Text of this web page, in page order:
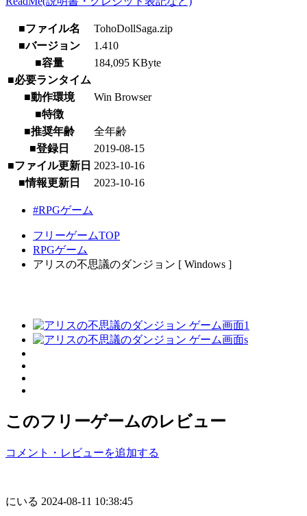
■ファイル名
TohoDollSaga.zip
■バージョン
1.410
■容量
184,095 KByte
■必要ランタイム
■動作環境
Win Browser
■特徴
■推奨年齢
全年齢
■登録日
2019-08-15
■ファイル更新日 2023-10-16
■情報更新日
2023-10-16
#RPGゲーム
フリーゲームTOP
RPGゲーム
アリスの不思議のダンジョン [ Windows ]
このフリーゲームのレビュー
コメント・レビューを追加する
にいる 2024-08-11 10:38:45